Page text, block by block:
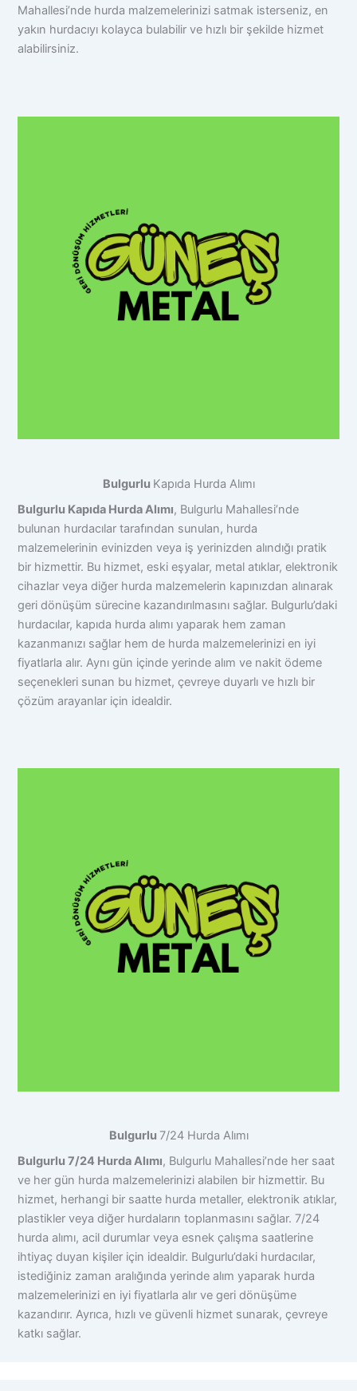
Mahallesi’nde hurda malzemelerinizi satmak isterseniz, en
yakın hurdacıyı kolayca bulabilir ve hızlı bir şekilde hizmet
alabilirsiniz.
Bulgurlu Kapıda Hurda Alımı
Bulgurlu Kapıda Hurda Alımı, Bulgurlu Mahallesi’nde
bulunan hurdacılar tarafından sunulan, hurda
malzemelerinin evinizden veya iş yerinizden alındığı pratik
bir hizmettir. Bu hizmet, eski eşyalar, metal atıklar, elektronik
cihazlar veya diğer hurda malzemelerin kapınızdan alınarak
geri dönüşüm sürecine kazandırılmasını sağlar. Bulgurlu’daki
hurdacılar, kapıda hurda alımı yaparak hem zaman
kazanmanızı sağlar hem de hurda malzemelerinizi en iyi
fiyatlarla alır. Aynı gün içinde yerinde alım ve nakit ödeme
seçenekleri sunan bu hizmet, çevreye duyarlı ve hızlı bir
çözüm arayanlar için idealdir.
Bulgurlu 7/24 Hurda Alımı
Bulgurlu 7/24 Hurda Alımı, Bulgurlu Mahallesi’nde her saat
ve her gün hurda malzemelerinizi alabilen bir hizmettir. Bu
hizmet, herhangi bir saatte hurda metaller, elektronik atıklar,
plastikler veya diğer hurdaların toplanmasını sağlar. 7/24
hurda alımı, acil durumlar veya esnek çalışma saatlerine
ihtiyaç duyan kişiler için idealdir. Bulgurlu’daki hurdacılar,
istediğiniz zaman aralığında yerinde alım yaparak hurda
malzemelerinizi en iyi fiyatlarla alır ve geri dönüşüme
kazandırır. Ayrıca, hızlı ve güvenli hizmet sunarak, çevreye
katkı sağlar.